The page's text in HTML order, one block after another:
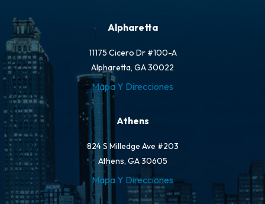
Alpharetta
11175 Cicero Dr #100-A
Alpharetta, GA 30022
Mapa Y Direcciones
Athens
824 S Milledge Ave #203
Athens, GA 30605
Mapa Y Direcciones